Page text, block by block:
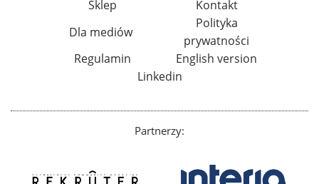
Sklep
Kontakt
Dla mediów
Polityka
prywatności
Regulamin
English version
Linkedin
Partnerzy: